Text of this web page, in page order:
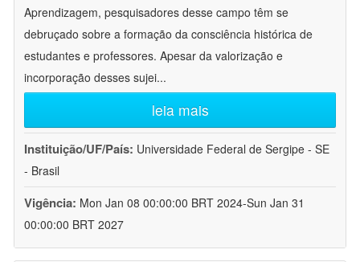
Aprendizagem, pesquisadores desse campo têm se
debruçado sobre a formação da consciência histórica de
estudantes e professores. Apesar da valorização e
incorporação desses sujei...
leia mais
Instituição/UF/País: Universidade Federal de Sergipe - SE
- Brasil
Vigência: Mon Jan 08 00:00:00 BRT 2024-Sun Jan 31
00:00:00 BRT 2027